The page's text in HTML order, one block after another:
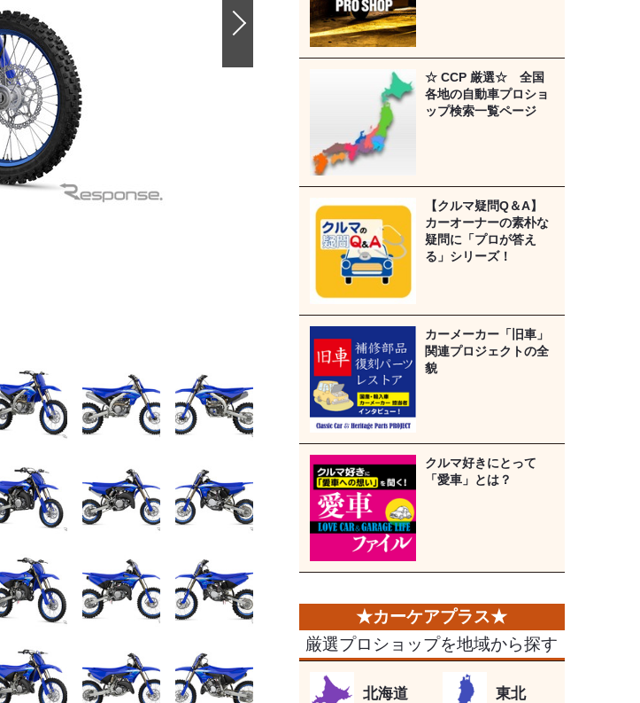
☆ CCP 厳選☆ 全国
各地の自動車プロショ
ップ検索一覧ページ
【クルマ疑問Q＆A】
カーオーナーの素朴な
疑問に「プロが答え
る」シリーズ！
カーメーカー「旧車」
関連プロジェクトの全
貌
クルマ好きにとって
「愛車」とは？
厳選プロショップを地域から探す
北海道 東北